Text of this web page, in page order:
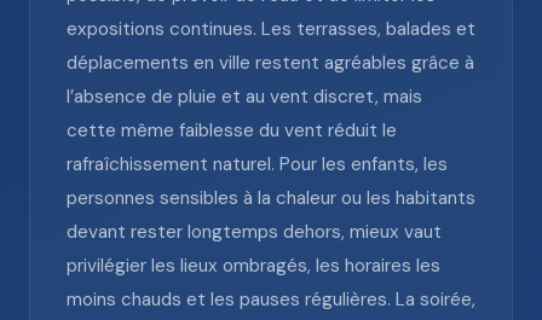
expositions continues. Les terrasses, balades et
déplacements en ville restent agréables grâce à
l’absence de pluie et au vent discret, mais
cette même faiblesse du vent réduit le
rafraîchissement naturel. Pour les enfants, les
personnes sensibles à la chaleur ou les habitants
devant rester longtemps dehors, mieux vaut
privilégier les lieux ombragés, les horaires les
moins chauds et les pauses régulières. La soirée,